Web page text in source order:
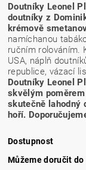
Doutníky Leonel
doutníky z
krémově
namíchanou
ručním rolováním.
USA, náplň
republice, vázací
Doutníky Leonel
skvělým
skutečně lahodný
hoří.
Dostupnost
Můžeme doručit do